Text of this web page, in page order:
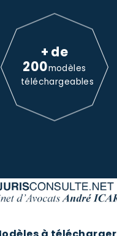
+ de
200modèles
téléchargeables